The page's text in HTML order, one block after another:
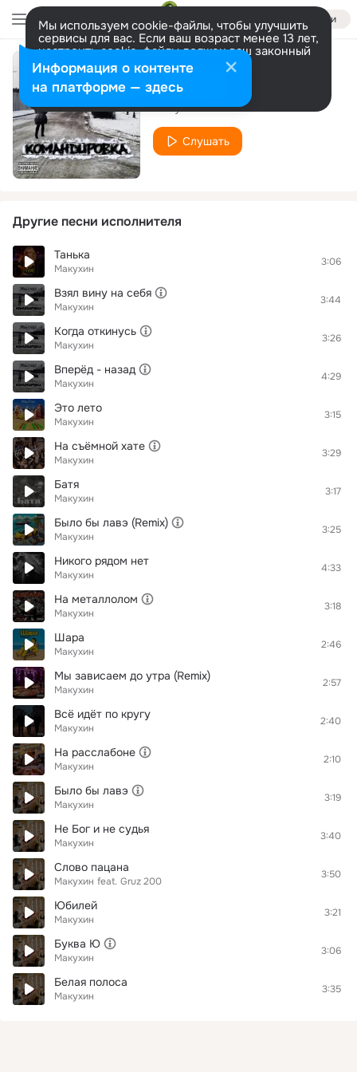
Войти
Мы используем cookie-файлы, чтобы улучшить
сервисы для вас. Если ваш возраст менее 13 лет,
настроить cookie-файлы должен ваш законный
представитель. Больше информации
Разрешить все Настроить
По ту сторону
Макухин
Слушать
Другие песни исполнителя
Танька
Макухин
3:06
Взял вину на себя
Макухин
3:44
Когда откинусь
Макухин
3:26
Вперёд - назад
Макухин
4:29
Это лето
Макухин
3:15
На съёмной хате
Макухин
3:29
Батя
Макухин
3:17
Было бы лавэ (Remix)
Макухин
3:25
Никого рядом нет
Макухин
4:33
На металлолом
Макухин
3:18
Шара
Макухин
2:46
Мы зависаем до утра (Remix)
Макухин
2:57
Всё идёт по кругу
Макухин
2:40
На расслабоне
Макухин
2:10
Было бы лавэ
Макухин
3:19
Не Бог и не судья
Макухин
3:40
Слово пацана
Макухин feat. Gruz 200
3:50
Юбилей
Макухин
3:21
Буква Ю
Макухин
3:06
Белая полоса
Макухин
3:35
Информация о контенте
на платформе — здесь